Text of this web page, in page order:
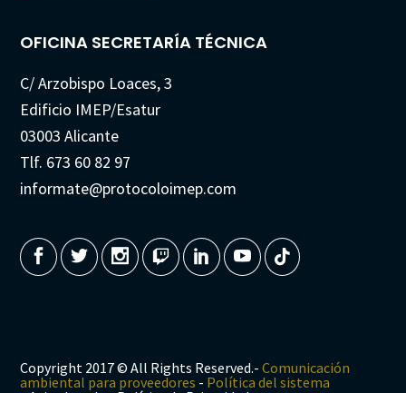
OFICINA SECRETARÍA TÉCNICA
C/ Arzobispo Loaces, 3
Edificio IMEP/Esatur
03003 Alicante
Tlf. 673 60 82 97
informate@protocoloimep.com
Copyright 2017 © All Rights Reserved.-Comunicación
ambiental para proveedores - Política del sistema